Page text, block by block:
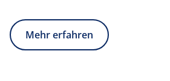
Mehr erfahren